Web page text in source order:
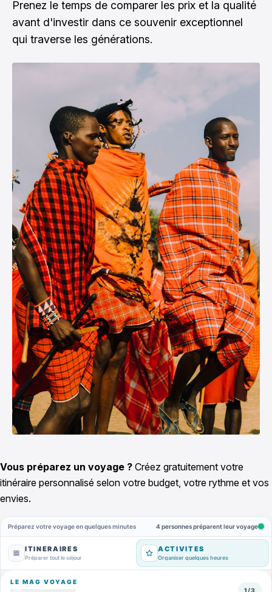
Prenez le temps de comparer les prix et la qualité
avant d'investir dans ce souvenir exceptionnel
qui traverse les générations.
Vous préparez un voyage ? Créez gratuitement votre
itinéraire personnalisé selon votre budget, votre rythme et vos
envies.